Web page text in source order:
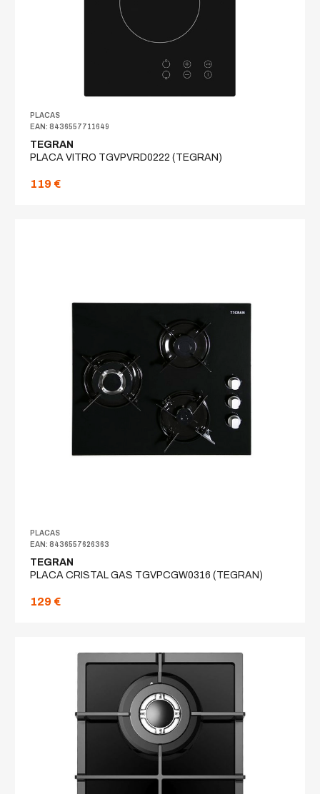
PLACAS
EAN: 8436557711649
TEGRAN
PLACA VITRO TGVPVRD0222 (TEGRAN)
119 €
PLACAS
EAN: 8436557626363
TEGRAN
PLACA CRISTAL GAS TGVPCGW0316 (TEGRAN)
129 €